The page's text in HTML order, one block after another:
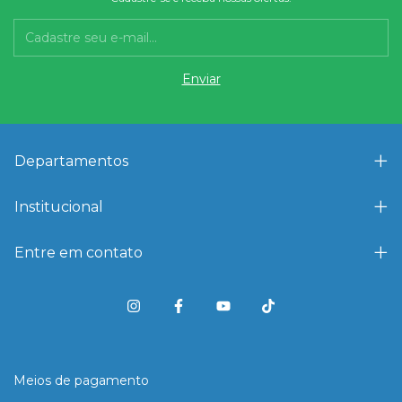
Departamentos
Institucional
Entre em contato
Meios de pagamento